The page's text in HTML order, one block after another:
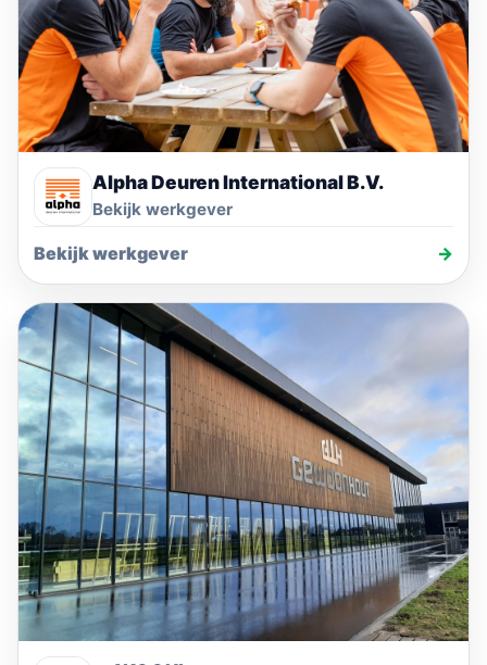
Alpha Deuren International B.V.
Bekijk werkgever
Bekijk werkgever →